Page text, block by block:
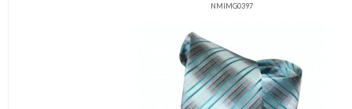
NMIMG0397